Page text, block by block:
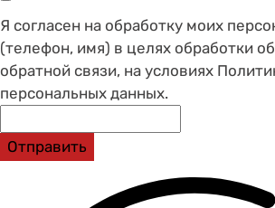
Я согласен на обработку моих
(телефон, имя) в целях обработки
обратной связи, на условиях
персональных данных.
Отправить